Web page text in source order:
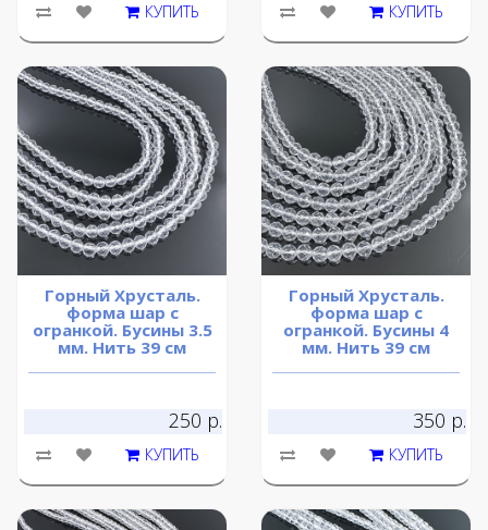
КУПИТЬ КУПИТЬ
Горный Хрусталь.
форма шар с
огранкой. Бусины 3.5
мм. Нить 39 см
250 р.
КУПИТЬ
Горный Хрусталь.
форма шар с
огранкой. Бусины 4
мм. Нить 39 см
350 р.
КУПИТЬ